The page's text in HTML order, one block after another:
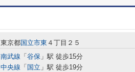
東京都国立市東 ４丁目２５
南武線 「 谷保 」駅 徒歩15分
中央線 「 国立 」駅 徒歩19分